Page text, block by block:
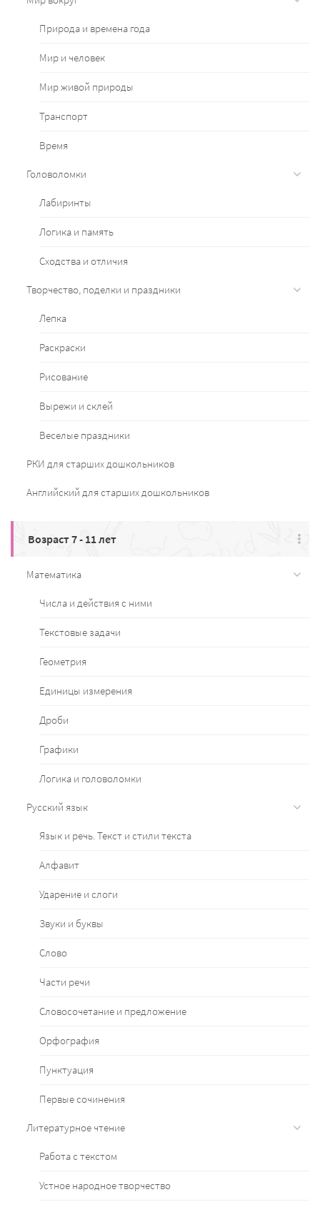
Природа и времена года
Мир и человек
Мир живой природы
Транспорт
Время
Головоломки
Лабиринты
Логика и память
Сходства и отличия
Творчество, поделки и праздники
Лепка
Раскраски
Рисование
Вырежи и склей
Веселые праздники
РКИ для старших дошкольников
Английский для старших дошкольников
Возраст 7 - 11 лет
Математика
Числа и действия с ними
Текстовые задачи
Геометрия
Единицы измерения
Дроби
Графики
Логика и головоломки
Русский язык
Язык и речь. Текст и стили текста
Алфавит
Ударение и слоги
Звуки и буквы
Слово
Части речи
Словосочетание и предложение
Орфография
Пунктуация
Первые сочинения
Литературное чтение
Работа с текстом
Устное народное творчество